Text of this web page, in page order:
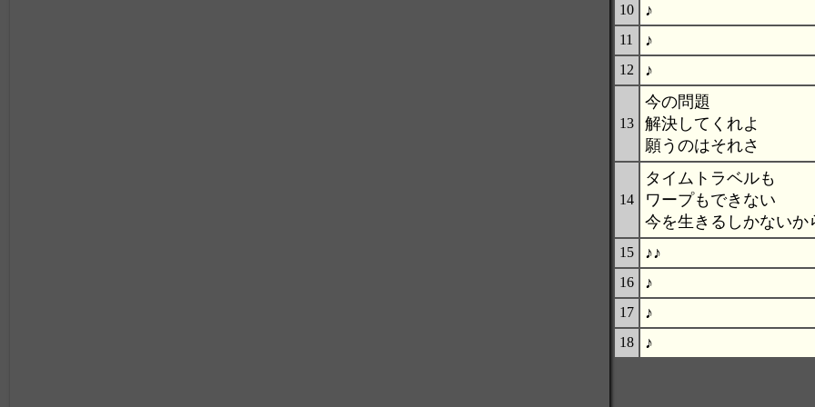
10
♪
11
♪
12
♪
13
今の問題
解決してくれよ
願うのはそれさ
14
タイムトラベルも
ワープもできない
今を生きるしかないか
15 ♪♪
16
♪
17
♪
18
♪